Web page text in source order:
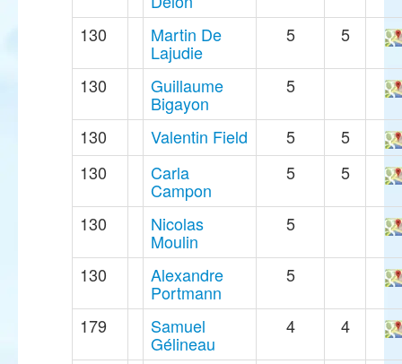
130
Martin De
Lajudie
5 5
130 Guillaume
Bigayon
5
130 Valentin Field 5
5
130
Carla
Campon
5 5
130 Nicolas
Moulin
5
130 Alexandre
Portmann
5
179 Samuel
Gélineau
4 4